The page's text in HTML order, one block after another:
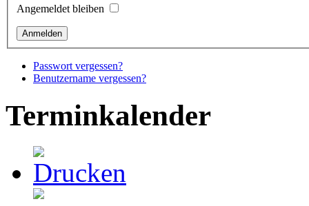
Angemeldet bleiben
Passwort vergessen?
Benutzername vergessen?
Terminkalender